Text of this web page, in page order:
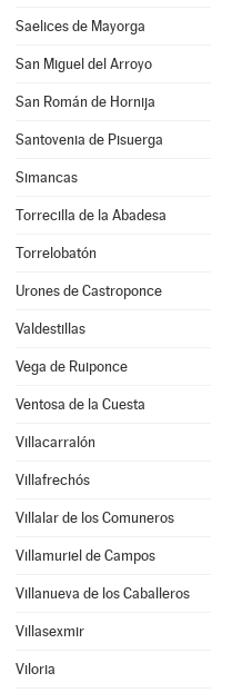
Saelices de Mayorga
San Miguel del Arroyo
San Román de Hornija
Santovenia de Pisuerga
Simancas
Torrecilla de la Abadesa
Torrelobatón
Urones de Castroponce
Valdestillas
Vega de Ruiponce
Ventosa de la Cuesta
Villacarralón
Villafrechós
Villalar de los Comuneros
Villamuriel de Campos
Villanueva de los Caballeros
Villasexmir
Viloria